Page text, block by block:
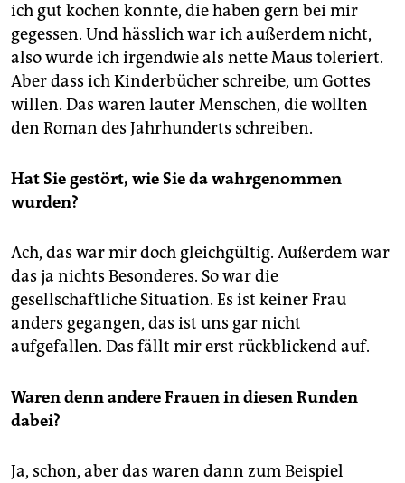
ich gut kochen konnte, die haben gern bei mir
gegessen. Und hässlich war ich außerdem nicht,
also wurde ich irgendwie als nette Maus toleriert.
Aber dass ich Kinderbücher schreibe, um Gottes
willen. Das waren lauter Menschen, die wollten
den Roman des Jahrhunderts schreiben.
Hat Sie gestört, wie Sie da wahrgenommen
wurden?
Ach, das war mir doch gleichgültig. Außerdem war
das ja nichts Besonderes. So war die
gesellschaftliche Situation. Es ist keiner Frau
anders gegangen, das ist uns gar nicht
aufgefallen. Das fällt mir erst rückblickend auf.
Waren denn andere Frauen in diesen Runden
dabei?
Ja, schon, aber das waren dann zum Beispiel